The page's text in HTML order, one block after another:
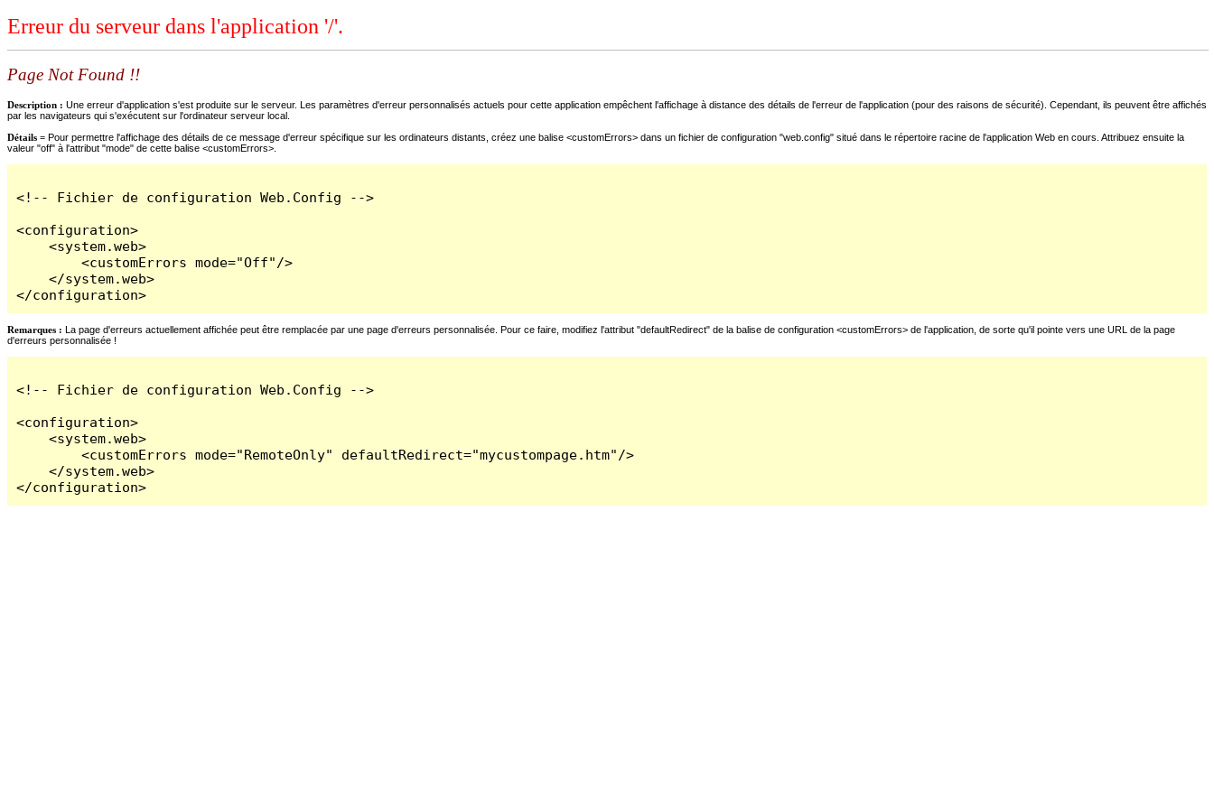
Erreur du serveur dans l'application '/'.
Page Not Found !!
Description : Une erreur d'application s'est produite sur le serveur. Les paramètres d'erreur personnalisés actuels pour cette application empêchent l'affichage à distance des détails de l'erreur de l'application (pour des raisons de sécurité). Cependant, ils peuvent être affichés
par les navigateurs qui s'exécutent sur l'ordinateur serveur local.
Détails = Pour permettre l'affichage des détails de ce message d'erreur spécifique sur les ordinateurs distants, créez une balise <customErrors> dans un fichier de configuration "web.config" situé dans le répertoire racine de l'application Web en cours. Attribuez ensuite la
valeur "off" à l'attribut "mode" de cette balise <customErrors>.
<!-- Fichier de configuration Web.Config -->
<configuration>
    <system.web>
        <customErrors mode="Off"/>
    </system.web>
</configuration>
Remarques : La page d'erreurs actuellement affichée peut être remplacée par une page d'erreurs personnalisée. Pour ce faire, modifiez l'attribut "defaultRedirect" de la balise de configuration <customErrors> de l'application, de sorte qu'il pointe vers une URL de la page
d'erreurs personnalisée !
<!-- Fichier de configuration Web.Config -->
<configuration>
    <system.web>
        <customErrors mode="RemoteOnly" defaultRedirect="mycustompage.htm"/>
    </system.web>
</configuration>